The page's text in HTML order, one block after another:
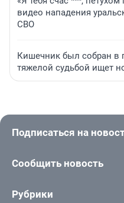
видео нападения
СВО
Кишечник был собран в
тяжелой судьбой ищет
Подписаться на
Сообщить новость
Рубрики